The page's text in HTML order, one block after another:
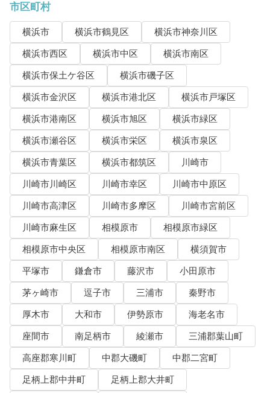
市区町村
横浜市 横浜市鶴見区
横浜市神奈川区
横浜市西区
横浜市中区
横浜市南区
横浜市保土ケ谷区
横浜市磯子区
横浜市金沢区
横浜市港北区
横浜市戸塚区
横浜市港南区
横浜市旭区
横浜市緑区
横浜市瀬谷区
横浜市栄区
横浜市泉区
横浜市青葉区
横浜市都筑区
川崎市
川崎市川崎区
川崎市幸区
川崎市中原区
川崎市高津区
川崎市多摩区
川崎市宮前区
川崎市麻生区
相模原市
相模原市緑区
相模原市中央区
相模原市南区
横須賀市
平塚市
鎌倉市 藤沢市
小田原市
茅ヶ崎市
逗子市 三浦市
秦野市
厚木市
大和市 伊勢原市
海老名市
座間市
南足柄市 綾瀬市
三浦郡葉山町
高座郡寒川町
中郡大磯町
中郡二宮町
足柄上郡中井町
足柄上郡大井町